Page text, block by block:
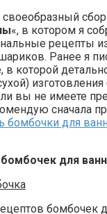
своеобразный
«, в котором я
рецепты
Ранее я
в которой
вы не имеете
сначала
бомбочки для
для